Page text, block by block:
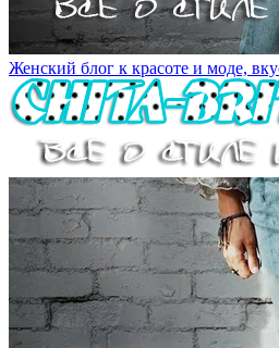
Женский блог к красоте и моде,